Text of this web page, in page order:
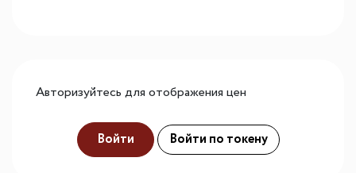
Авторизуйтесь для отображения цен
Войти Войти по токену